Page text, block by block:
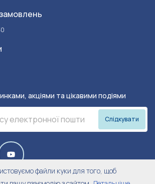
акціями та цікавими подіями
Слідкувати
файли куки для того, щоб